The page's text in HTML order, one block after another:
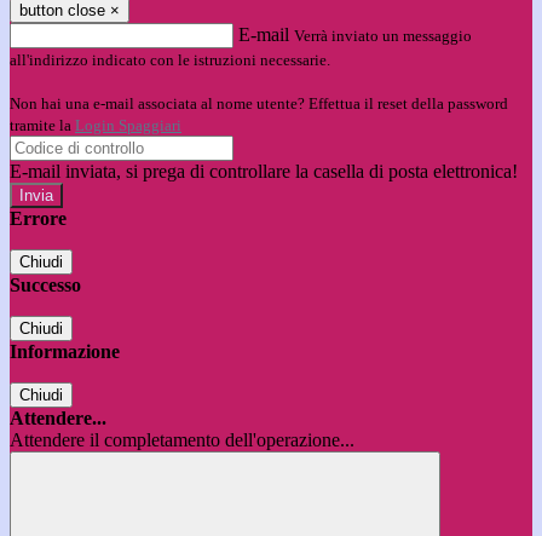
button close ×
E-mail Verrà inviato un messaggio
all'indirizzo indicato con le istruzioni necessarie.
Non hai una e-mail associata al nome utente? Effettua il reset della password
tramite la Login Spaggiari
E-mail inviata, si prega di controllare la casella di posta elettronica!
Errore
Chiudi
Successo
Chiudi
Informazione
Chiudi
Attendere...
Attendere il completamento dell'operazione...